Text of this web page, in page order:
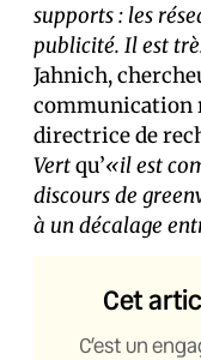
supports : les
publicité. Il est
Jahnich,
communication
directrice de
Vertqu’«il est
discours de
à un décalage
Cet
C’est un